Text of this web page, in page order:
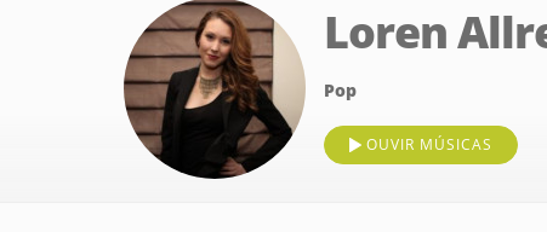
Loren
Pop
OUVIR MÚSICAS